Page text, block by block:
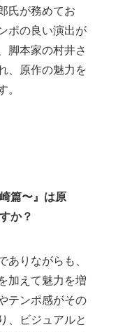
氏が務めてお
ポの良い演出が
脚本家の村井さ
、原作の魅力を
。
篇〜』は原
か？
ありながらも、
加えて魅力を増
テンポ感がその
、ビジュアルと